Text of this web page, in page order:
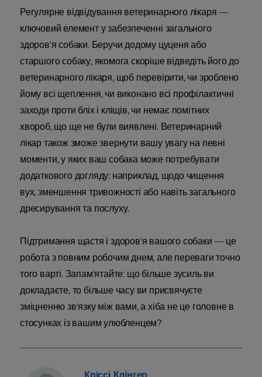
Регулярне відвідування ветеринарного лікаря —
ключовий елемент у забезпеченні загального
здоров'я собаки. Беручи додому цуценя або
старшого собаку, якомога скоріше відведіть його до
ветеринарного лікаря, щоб перевірити, чи зроблено
йому всі щеплення, чи виконано всі профілактичні
заходи проти бліх і кліщів, чи немає помітних
хвороб, що ще не були виявлені. Ветеринарний
лікар також зможе звернути вашу увагу на певні
моменти, у яких ваш собака може потребувати
додаткового догляду: наприклад, щодо чищення
вух, зменшення тривожності або навіть загального
дресирування та послуху.
Підтримання щастя і здоров'я вашого собаки — це
робота з повним робочим днем, але переваги точно
того варті. Запам'ятайте: що більше зусиль ви
докладаєте, то більше часу ви присвячуєте
зміцненню зв'язку між вами, а хіба не це головне в
стосунках із вашим улюбленцем?